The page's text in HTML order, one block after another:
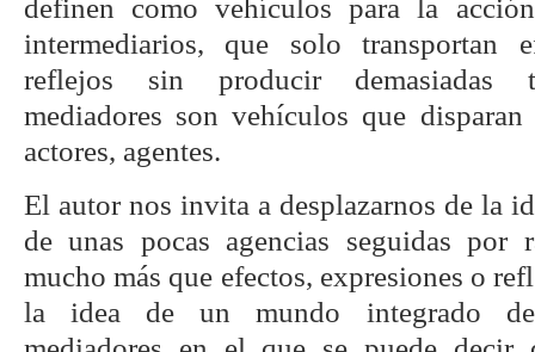
definen como vehículos para la
intermediarios, que solo transportan
reflejos sin producir demasiadas
mediadores son vehículos que
actores, agentes.
El autor nos invita a desplazarnos de la
de unas pocas agencias seguidas por
mucho más que efectos, expresiones o
la idea de un mundo integrado de